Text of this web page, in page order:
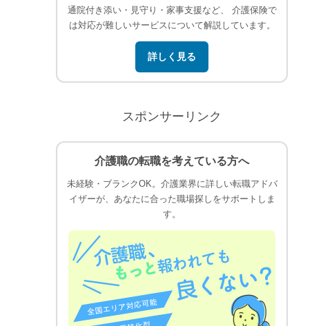
通院付き添い・見守り・家事支援など、 介護保険で
は対応が難しいサービスについて解説しています。
詳しく見る
スポンサーリンク
介護職の転職を考えている方へ
未経験・ブランクOK。介護業界に詳しい転職アドバ
イザーが、あなたに合った職場探しをサポートしま
す。